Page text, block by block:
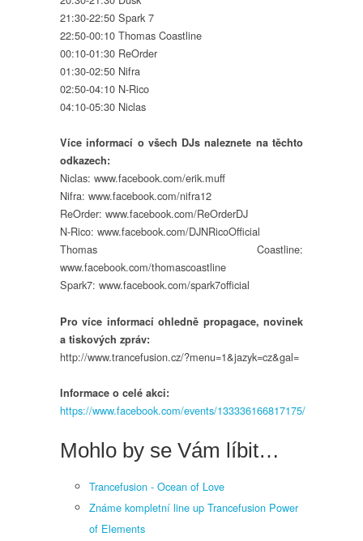
21:30-22:50 Spark 7
22:50-00:10 Thomas Coastline
00:10-01:30 ReOrder
01:30-02:50 Nifra
02:50-04:10 N-Rico
04:10-05:30 Niclas
Více informací o všech DJs naleznete na těchto
odkazech:
Niclas: www.facebook.com/erik.muff
Nifra: www.facebook.com/nifra12
ReOrder: www.facebook.com/ReOrderDJ
N-Rico: www.facebook.com/DJNRicoOfficial
Thomas Coastline:
www.facebook.com/thomascoastline
Spark7: www.facebook.com/spark7official
Pro více informací ohledně propagace, novinek
a tiskových zpráv:
http://www.trancefusion.cz/?menu=1&jazyk=cz&gal=
Informace o celé akci:
https://www.facebook.com/events/133336166817175/
Mohlo by se Vám líbit…
Trancefusion - Ocean of Love
Známe kompletní line up Trancefusion Power
of Elements